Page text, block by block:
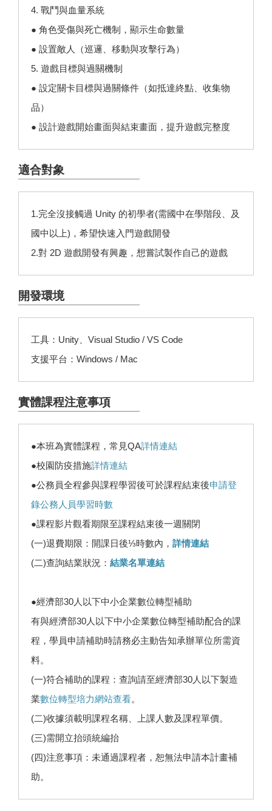
4. 戰鬥與血量系統
● 角色受傷與死亡機制，顯示生命數量
● 設置敵人（巡邏、移動與攻擊行為）
5. 遊戲目標與過關機制
● 設定關卡目標與過關條件（如抵達終點、收集物
品）
● 設計遊戲開始畫面與結束畫面，提升遊戲完整度
適合對象
1.完全沒接觸過 Unity 的初學者(需國中在學階段、及
國中以上)，希望快速入門遊戲開發
2.對 2D 遊戲開發有興趣，想嘗試製作自己的遊戲
開發環境
工具：Unity、Visual Studio / VS Code
支援平台：Windows / Mac
實體課程注意事項
●本班為實體課程，常見QA詳情連結
●校園防疫措施詳情連結
●公務員全程參與課程學習後可於課程結束後申請登
錄公務人員學習時數
●課程影片觀看期限至課程結束後一週關閉
(一)退費期限：開課日後⅓時數內， 詳情連結
(二)查詢結業狀況： 結業名單連結
●經濟部30人以下中小企業數位轉型補助
有與經濟部30人以下中小企業數位轉型補助配合的課
程，學員申請補助時請務必主動告知承辦單位所需資
料。
(一)符合補助的課程：查詢請至經濟部30人以下製造
業數位轉型培力網站查看。
(二)收據須載明課程名稱、上課人數及課程單價。
(三)需開立抬頭統編抬
(四)注意事項：未通過課程者，恕無法申請本計畫補
助。